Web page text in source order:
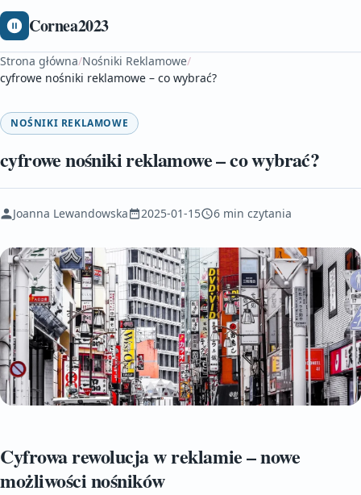
Cornea2023
Strona główna/Nośniki Reklamowe/
cyfrowe nośniki reklamowe – co wybrać?
NOŚNIKI REKLAMOWE
cyfrowe nośniki reklamowe – co wybrać?
Joanna Lewandowska 2025-01-15 6 min czytania
Cyfrowa rewolucja w reklamie – nowe
możliwości nośników